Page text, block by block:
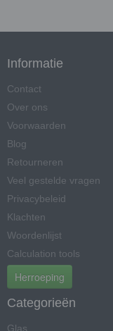
Informatie
Contact
Over ons
Voorwaarden
Blog
Retourneren
Veel gestelde vragen
Privacybeleid
Klachten
Woordenlijst
Calculation tools
Herroeping
Categorieën
Glas